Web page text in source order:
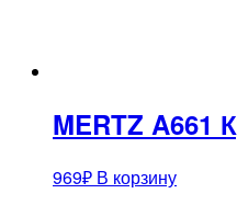
MERTZ A661
969₽ В корзину